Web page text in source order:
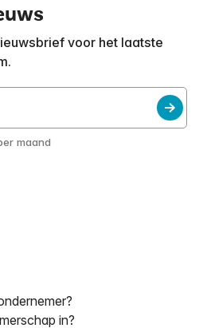
voor het laatste
maand
in?